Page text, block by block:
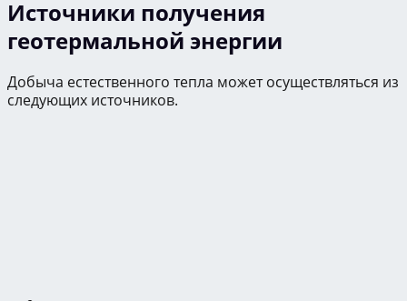
Источники получения
геотермальной энергии
Добыча естественного тепла может осуществляться из
следующих источников.